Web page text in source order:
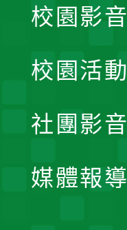
校園影音
校園活動
社團影音
媒體報導